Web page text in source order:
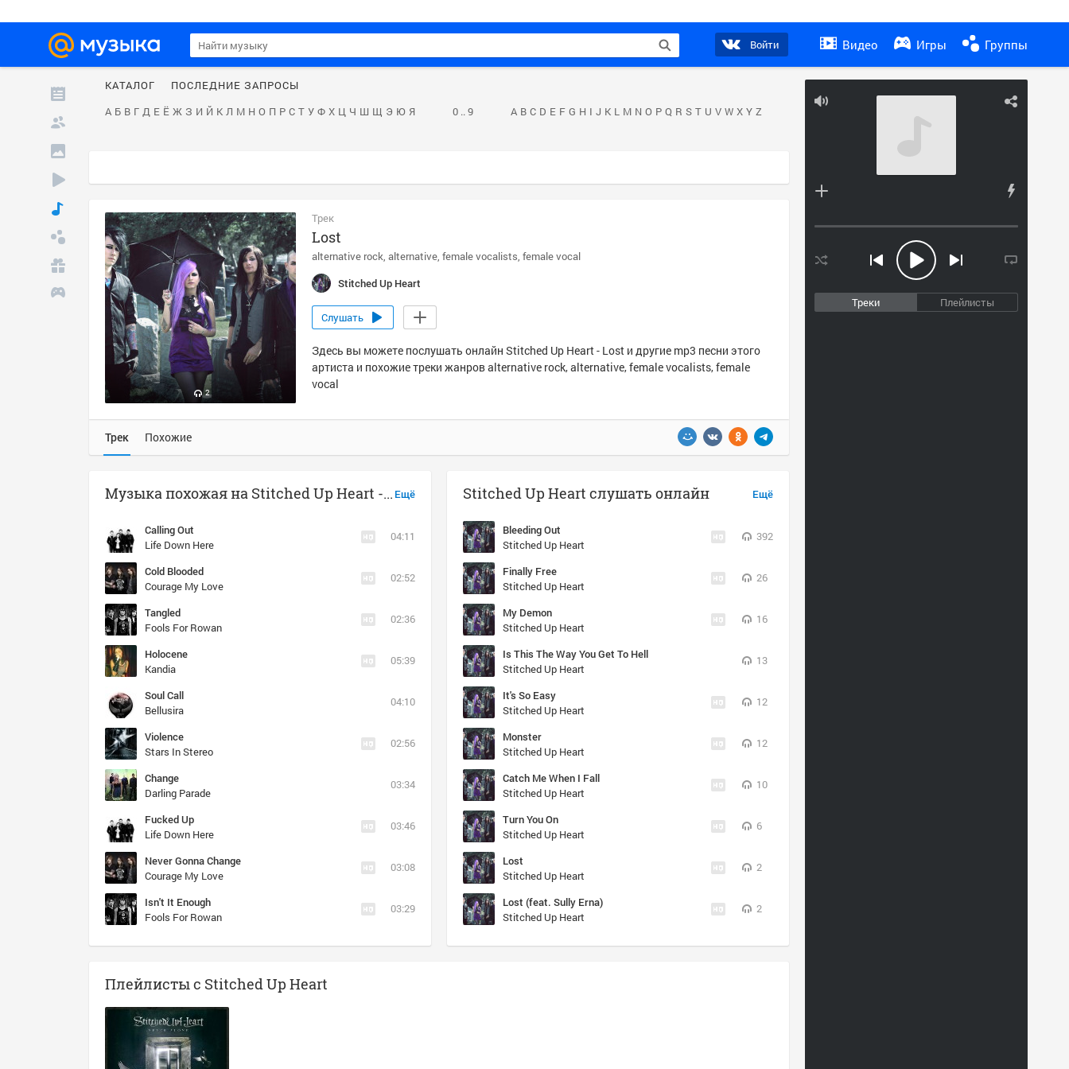
Войти Видео Игры Группы
Треки Плейлисты
КАТАЛОГ
ПОСЛЕДНИЕ ЗАПРОСЫ
А Б В Г Д Е Ё Ж З И Й К Л М Н О П Р С Т У Ф Х Ц Ч Ш Щ Э Ю Я 0 .. 9 A B C D E F G H I J K L M N O P Q R S T U V W X Y Z
2
Трек
Lost
alternative rock alternative female vocalists female vocal
Stitched Up Heart
Слушать
Здесь вы можете послушать онлайн Stitched Up Heart - Lost и другие mp3 песни этого
артиста и похожие треки жанров alternative rock, alternative, female vocalists, female
vocal
Трек Похожие
Ещё
Музыка похожая на Stitched Up Heart - Lost
Calling Out
Life Down Here
04:11
Cold Blooded
Courage My Love
02:52
Tangled
Fools For Rowan
02:36
Holocene
Kandia
05:39
Soul Call
Bellusira
04:10
Violence
Stars In Stereo
02:56
Change
Darling Parade
03:34
Fucked Up
Life Down Here
03:46
Never Gonna Change
Courage My Love
03:08
Isn't It Enough
Fools For Rowan
03:29
Ещё
Stitched Up Heart слушать онлайн
Bleeding Out
Stitched Up Heart
392
Finally Free
Stitched Up Heart
26
My Demon
Stitched Up Heart
16
Is This The Way You Get To Hell
Stitched Up Heart
13
It's So Easy
Stitched Up Heart
12
Monster
Stitched Up Heart
12
Catch Me When I Fall
Stitched Up Heart
10
Turn You On
Stitched Up Heart
6
Lost
Stitched Up Heart
2
Lost (feat. Sully Erna)
Stitched Up Heart
2
Плейлисты с Stitched Up Heart